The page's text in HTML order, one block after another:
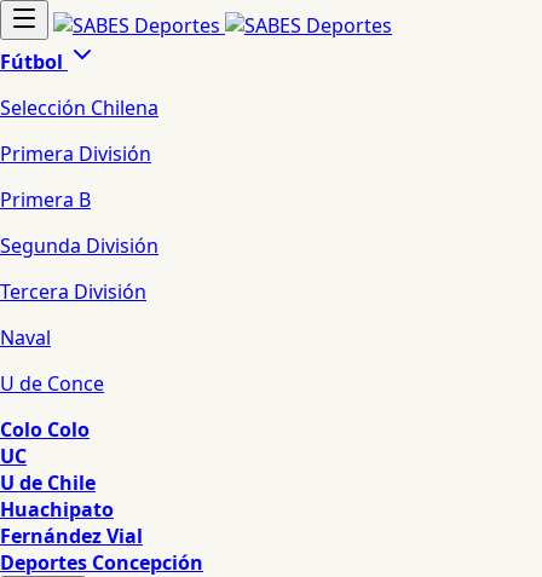
Fútbol
Selección Chilena
Primera División
Primera B
Segunda División
Tercera División
Naval
U de Conce
Colo Colo
UC
U de Chile
Huachipato
Fernández Vial
Deportes Concepción